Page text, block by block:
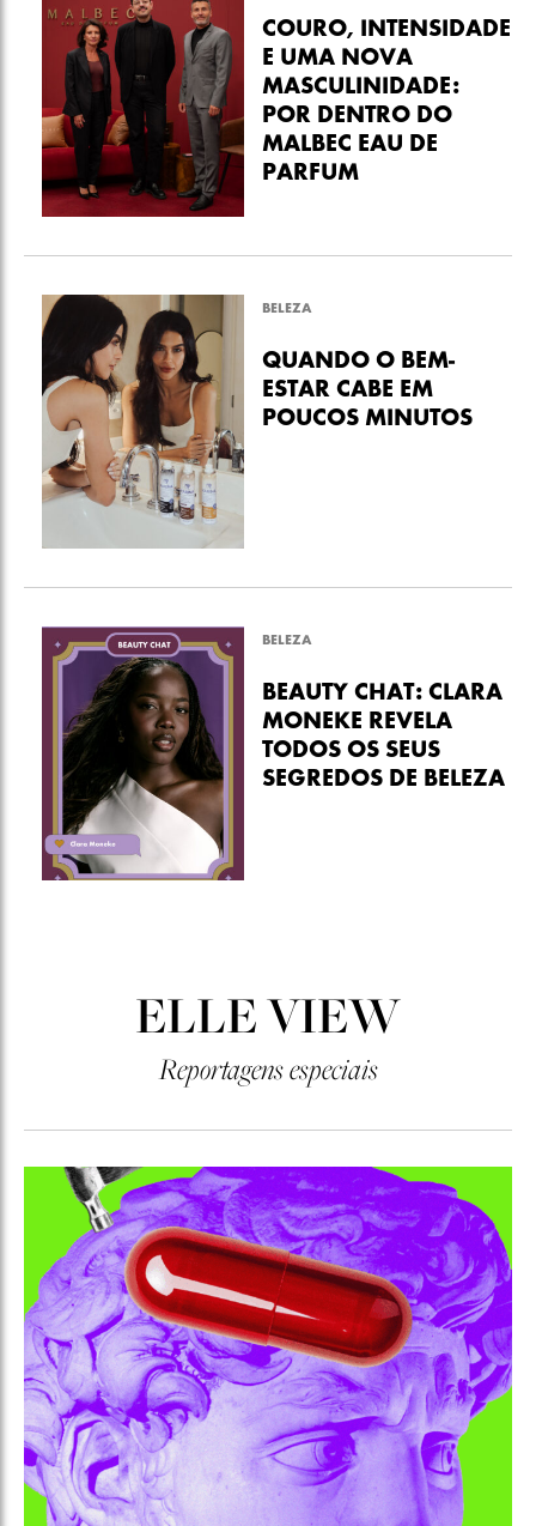
COURO, INTENSIDADE
E UMA NOVA
MASCULINIDADE:
POR DENTRO DO
MALBEC EAU DE
PARFUM
BELEZA
QUANDO O BEM-
ESTAR CABE EM
POUCOS MINUTOS
BELEZA
BEAUTY CHAT: CLARA
MONEKE REVELA
TODOS OS SEUS
SEGREDOS DE BELEZA
ELLE VIEW
Reportagens especiais